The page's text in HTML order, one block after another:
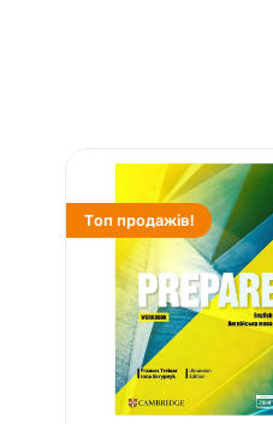
Топ продажів!